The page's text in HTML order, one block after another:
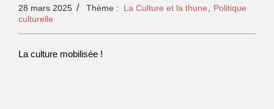
28 mars 2025 Thème : La Culture et la thune
Politique
culturelle
La culture mobilisée !